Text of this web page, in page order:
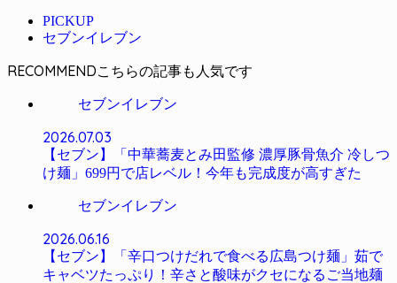
PICKUP
セブンイレブン
RECOMMEND
セブンイレブン
2026.07.03
【セブン】「中華蕎麦とみ田監修 濃厚豚骨魚介 冷しつ
け麺」699円で店レベル！今年も完成度が高すぎた
セブンイレブン
2026.06.16
【セブン】「辛口つけだれで食べる広島つけ麺」茹で
キャベツたっぷり！辛さと酸味がクセになるご当地麺